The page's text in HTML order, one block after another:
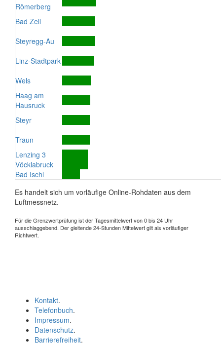
Römerberg
Bad Zell
Steyregg-Au
Linz-Stadtpark
Wels
Haag am
Hausruck
Steyr
Traun
Lenzing 3
Vöcklabruck
Bad Ischl
Es handelt sich um vorläufige Online-Rohdaten aus dem
Luftmessnetz.
Für die Grenzwertprüfung ist der Tagesmittelwert von 0 bis 24 Uhr
ausschlaggebend. Der gleitende 24-Stunden Mittelwert gilt als vorläufiger
Richtwert.
Kontakt.
Telefonbuch.
Impressum.
Datenschutz.
Barrierefreiheit.